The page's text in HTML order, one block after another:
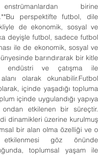
birine
perspektifte futbol, dile
de ekonomik, sosyal ve
deyişle futbol, sadece futbol
ile de ekonomik, sosyal ve
barındırarak bir kitle
endüstri ve çatışma ile
olarak okunabilir.Futbol
içinde yaşadığı topluma
içinde uygulandığı yapıya
ondan etkilenen bir süreçtir.
dinamikleri üzerine kurulmuş
bir alan olma özelliği ve o
etkilenmesi göz önünde
toplumsal yaşam ile